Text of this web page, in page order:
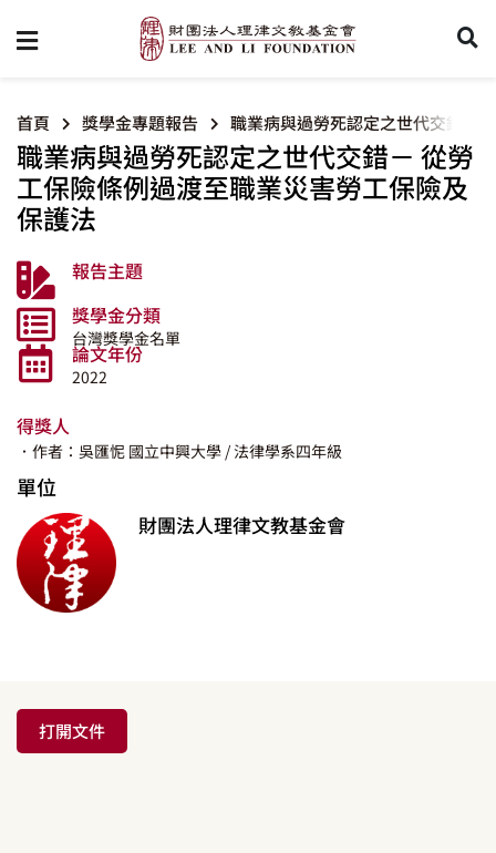
首頁 獎學金專題報告 職業病與過勞死認定之世代交錯－
職業病與過勞死認定之世代交錯－ 從勞
工保險條例過渡至職業災害勞工保險及
保護法
報告主題
獎學金分類
台灣獎學金名單
論文年份
2022
得獎人
．作者：吳匯怩 國立中興大學 / 法律學系四年級
單位
財團法人理律文教基金會
打開文件